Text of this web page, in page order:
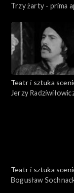
Trzy żarty - prima
Teatr i sztuka
Jerzy
Teatr i sztuka
Bogusław